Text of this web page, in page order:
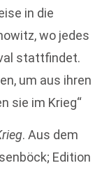
in die
wo jedes
stattfindet.
um aus ihren
sie im Krieg“
. Aus dem
Edition